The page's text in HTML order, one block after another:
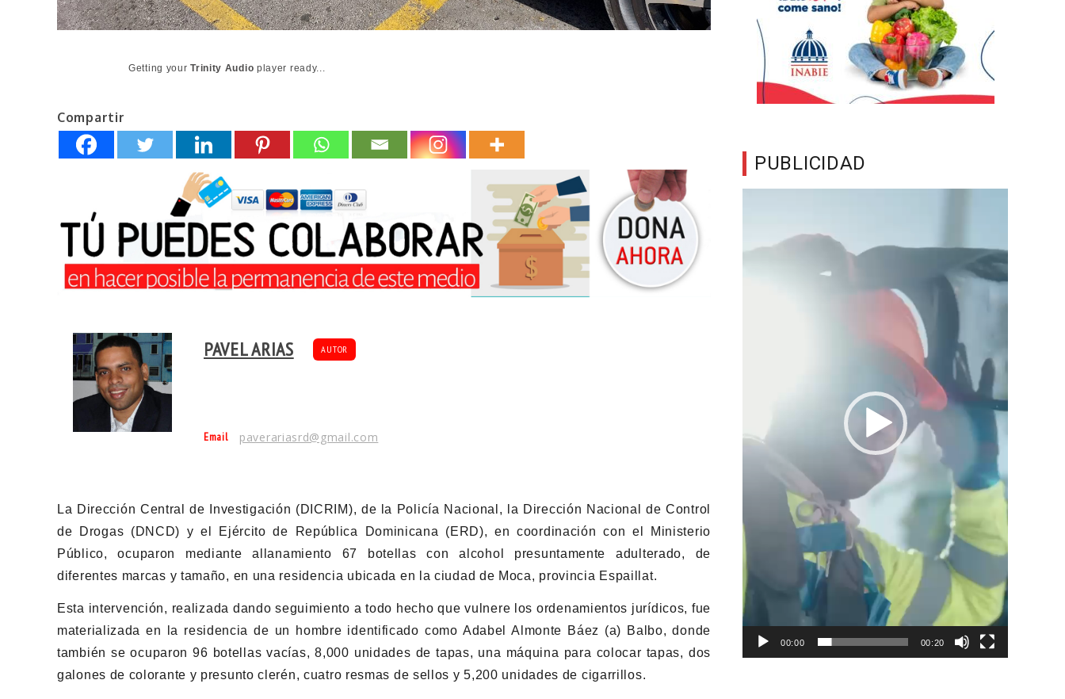
Getting yourTrinity Audio player ready...
Compartir
PAVEL ARIAS AUTOR
Email paverariasrd@gmail.com
La Dirección Central de Investigación (DICRIM), de la Policía Nacional, la Dirección Nacional de Control
de Drogas (DNCD) y el Ejército de República Dominicana (ERD), en coordinación con el Ministerio
Público, ocuparon mediante allanamiento 67 botellas con alcohol presuntamente adulterado, de
diferentes marcas y tamaño, en una residencia ubicada en la ciudad de Moca, provincia Espaillat.
Esta intervención, realizada dando seguimiento a todo hecho que vulnere los ordenamientos jurídicos, fue
materializada en la residencia de un hombre identificado como Adabel Almonte Báez (a) Balbo, donde
también se ocuparon 96 botellas vacías, 8,000 unidades de tapas, una máquina para colocar tapas, dos
galones de colorante y presunto clerén, cuatro resmas de sellos y 5,200 unidades de cigarrillos.
PUBLICIDAD
00:00 00:20